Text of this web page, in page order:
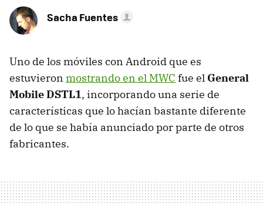
Sacha Fuentes
Uno de los móviles con Android que es
estuvieron mostrando en el MWC fue el General
Mobile DSTL1, incorporando una serie de
características que lo hacían bastante diferente
de lo que se había anunciado por parte de otros
fabricantes.